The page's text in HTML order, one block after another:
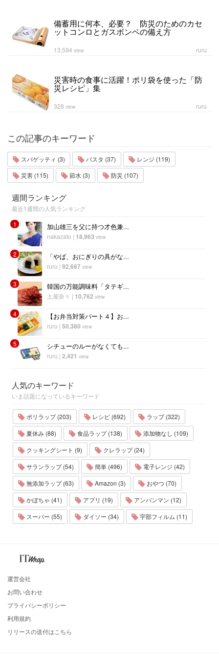
備蓄用に何本、必要？ 防災のためのカセ
ットコンロとガスボンベの備え方
ruru
13,594 view
災害時の食事に活躍！ポリ袋を使った「防
災レシピ」集
ruru
328 view
この記事のキーワード
スパゲッティ (3) パスタ (37)
レンジ (119)
災害 (115)
節水 (3) 防災 (107)
週間ランキング
最近1週間の人気ランキング
1
加山雄三を父に持つ才色兼...
nakazato | 18,963 view
2 「やば、おにぎりの具がな...
ruru | 92,687 view
3 韓国の万能調味料「タテギ...
土屋奈々 | 10,762 view
4 【お弁当対策パート４】お...
ruru | 50,380 view
5 シチューのルーがなくても...
ruru | 2,421 view
人気のキーワード
いま話題になっているキーワード
ポリラップ (203) レシピ (692)
ラップ (322)
夏休み (88)
食品ラップ (138)
添加物なし (109)
クッキングシート (9)
クレラップ (24)
サランラップ (54)
簡単 (496)
電子レンジ (42)
無添加ラップ (63)
Amazon (3)
おやつ (70)
かぼちゃ (41)
アプリ (19)
アンパンマン (12)
スーパー (55)
ダイソー (34) 宇部フィルム (11)
運営会社
お問い合わせ
プライバシーポリシー
利用規約
リリースの送付はこちら